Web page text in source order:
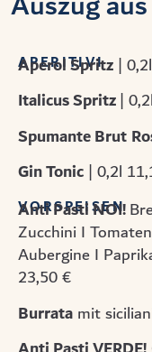
APERITIVI
Aperol Spritz|
Italicus Spritz|
Spumante Brut
Gin Tonic| 0,2l
VORSPEISEN
Anti Pasti NOI!
Zucchini I
Aubergine I
23,50 €
Burratamit